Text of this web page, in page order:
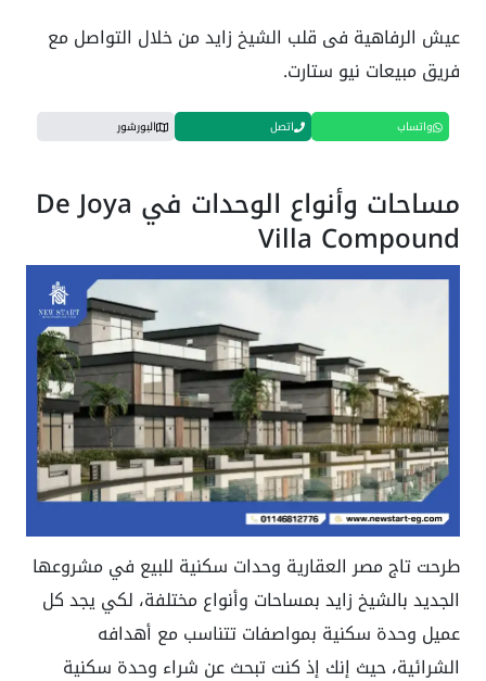
عيش الرفاهية فى قلب الشيخ زايد من خلال التواصل مع
فريق مبيعات نيو ستارت.
واتساب اتصل البورشور
مساحات وأنواع الوحدات في De Joya
Villa Compound
طرحت تاج مصر العقارية وحدات سكنية للبيع في مشروعها
الجديد بالشيخ زايد بمساحات وأنواع مختلفة، لكي يجد كل
عميل وحدة سكنية بمواصفات تتناسب مع أهدافه
الشرائية، حيث إنك إذ كنت تبحث عن شراء وحدة سكنية